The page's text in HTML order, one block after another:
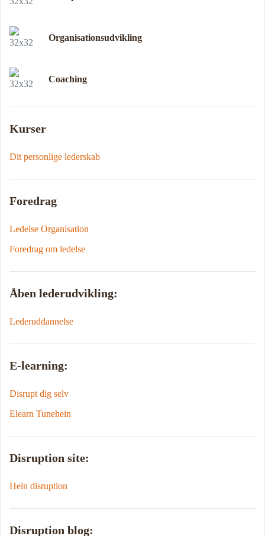
Organisationsudvikling
Coaching
Kurser
Dit personlige lederskab
Foredrag
Ledelse Organisation
Foredrag om ledelse
Åben lederudvikling:
Lederuddannelse
E-learning:
Disrupt dig selv
Elearn Tunehein
Disruption site:
Hein disruption
Disruption blog: